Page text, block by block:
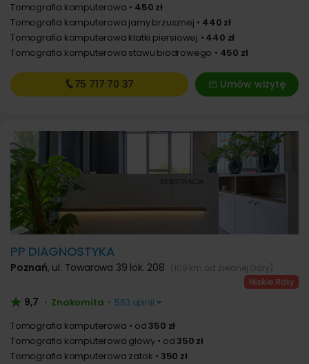
Tomografia komputerowa
450 zł
Tomografia komputerowa jamy brzusznej
440 zł
Tomografia komputerowa klatki piersiowej
440 zł
Tomografia komputerowa stawu biodrowego
450 zł
Umów wizytę
75 717 70 37
PP DIAGNOSTYKA
Poznań, ul. Towarowa 39 lok. 208 (109 km od Zielonej Góry)
9,7 • Znakomita • 563 opinii
Tomografia komputerowa od 350 zł
Tomografia komputerowa głowy
od 350 zł
Tomografia komputerowa zatok
350 zł